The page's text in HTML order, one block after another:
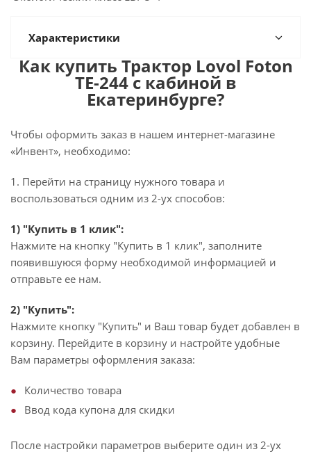
Характеристики
Как купить Трактор Lovol Foton
TE-244 с кабиной в
Екатеринбурге?
Чтобы оформить заказ в нашем интернет-магазине
«Инвент», необходимо:
1. Перейти на страницу нужного товара и
воспользоваться одним из 2-ух способов:
1) "Купить в 1 клик":
Нажмите на кнопку "Купить в 1 клик", заполните
появившуюся форму необходимой информацией и
отправьте ее нам.
2) "Купить":
Нажмите кнопку "Купить" и Ваш товар будет добавлен в
корзину. Перейдите в корзину и настройте удобные
Вам параметры оформления заказа:
Количество товара
Ввод кода купона для скидки
После настройки параметров выберите один из 2-ух